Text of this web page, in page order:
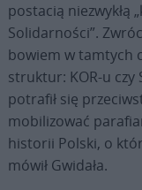
postacią niezwykłą
Solidarności”.
bowiem w tamtych
struktur: KOR-u czy
potrafił się
mobilizować
historii Polski, o
mówił Gwidała.